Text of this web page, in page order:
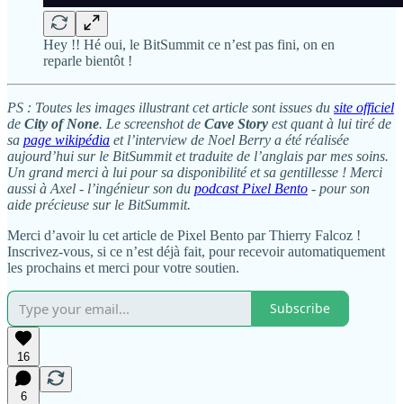
Hey !! Hé oui, le BitSummit ce n’est pas fini, on en
reparle bientôt !
PS : Toutes les images illustrant cet article sont issues du site officiel
de City of None. Le screenshot de Cave Story est quant à lui tiré de
sa page wikipédia et l’interview de Noel Berry a été réalisée
aujourd’hui sur le BitSummit et traduite de l’anglais par mes soins.
Un grand merci à lui pour sa disponibilité et sa gentillesse ! Merci
aussi à Axel - l’ingénieur son du podcast Pixel Bento - pour son
aide précieuse sur le BitSummit.
Merci d’avoir lu cet article de Pixel Bento par Thierry Falcoz !
Inscrivez-vous, si ce n’est déjà fait, pour recevoir automatiquement
les prochains et merci pour votre soutien.
Subscribe
16
6